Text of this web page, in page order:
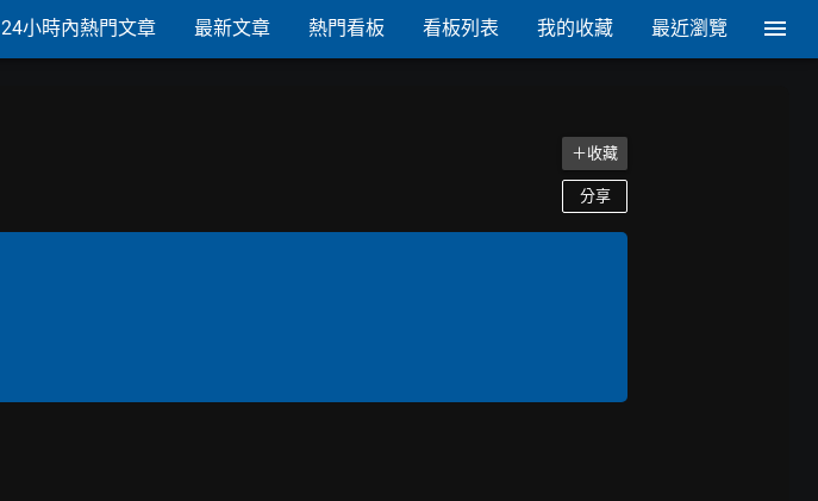
24小時內熱門文章 最新文章 熱門看板 看板列表 我的收藏 最近瀏覽
＋收藏
分享